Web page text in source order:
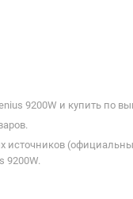
9200W и купить по
9200W.